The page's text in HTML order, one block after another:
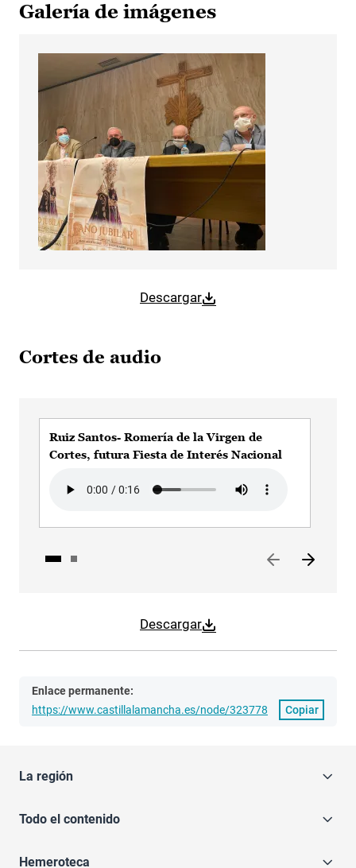
Galería de imágenes
Descargar
Cortes de audio
Descargar
Ruiz Santos- Romería de la Virgen de
Cortes, futura Fiesta de Interés Nacional
Enlace permanente:
https://www.castillalamancha.es/node/323778
Copiar
La región
Todo el contenido
Hemeroteca